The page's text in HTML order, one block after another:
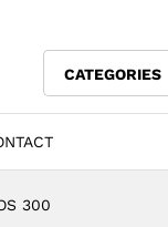
CATEGORIES
300